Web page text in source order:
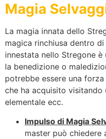
Magia
La magia innata dello
magica rinchiusa dentro
innestata nello Stregone
la benedizione o
potrebbe essere una
che ha acquisito
elementale ecc.
Impulso di Magia
master può chiedere